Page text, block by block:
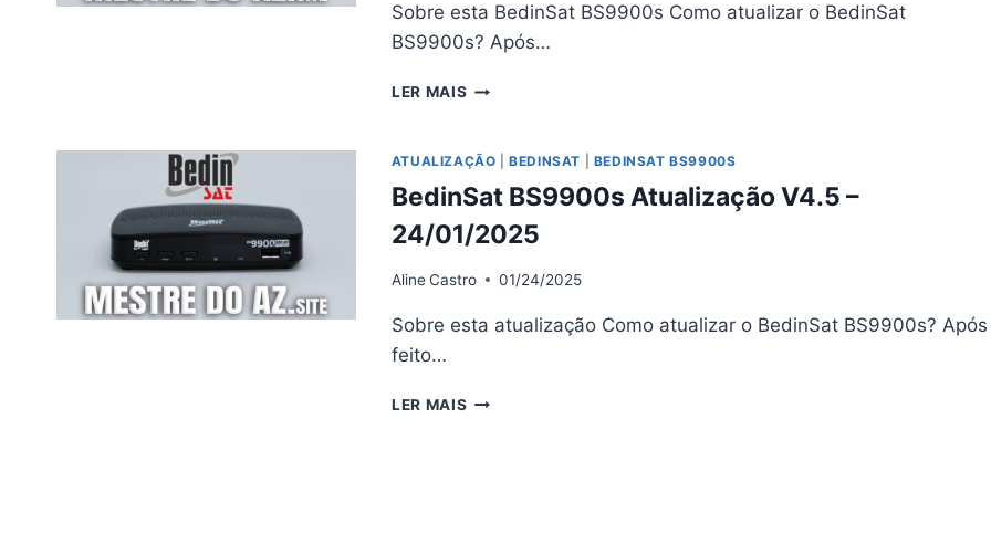
Sobre esta BedinSat BS9900s Como atualizar o BedinSat
BS9900s? Após…
LER MAIS BEDINSAT
V4.6
06/02/2026
ATUALIZAÇÃO |BEDINSAT BEDINSAT BS9900S
BedinSat BS9900s Atualização V4.5 –
24/01/2025
AlineCastro 01/24/2025
Sobre esta atualização Como atualizar o BedinSat BS9900s? Após
feito…
LER MAIS BEDINSAT